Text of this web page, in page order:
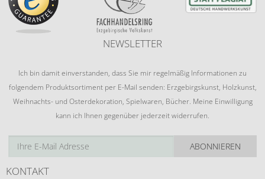
NEWSLETTER
Ich bin damit einverstanden, dass Sie mir regelmäßig Informationen zu
folgendem Produktsortiment per E-Mail senden: Erzgebirgskunst, Holzkunst,
Weihnachts- und Osterdekoration, Spielwaren, Bücher. Meine Einwilligung
kann ich Ihnen gegenüber jederzeit widerrufen.
ABONNIEREN
KONTAKT